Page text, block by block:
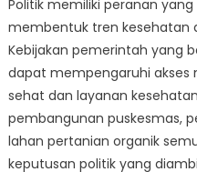
Politik memiliki peranan
membentuk tren kesehatan
Kebijakan pemerintah yang
dapat mempengaruhi
sehat dan layanan
pembangunan puskesmas,
lahan pertanian organik
keputusan politik yang